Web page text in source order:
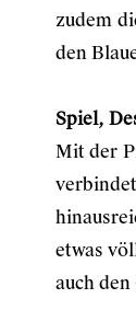
zudem
den
Spiel,
Mit der
etwas
auch